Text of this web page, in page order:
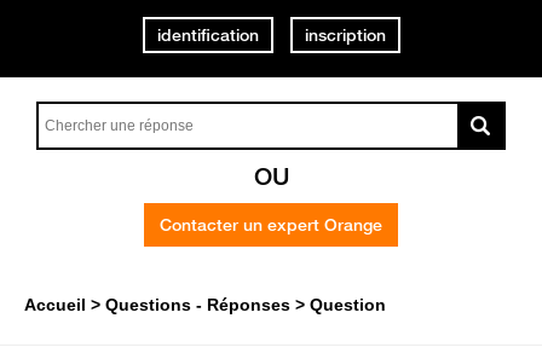
identification inscription
OU
Contacter un expert Orange
Accueil Questions - Réponses Question